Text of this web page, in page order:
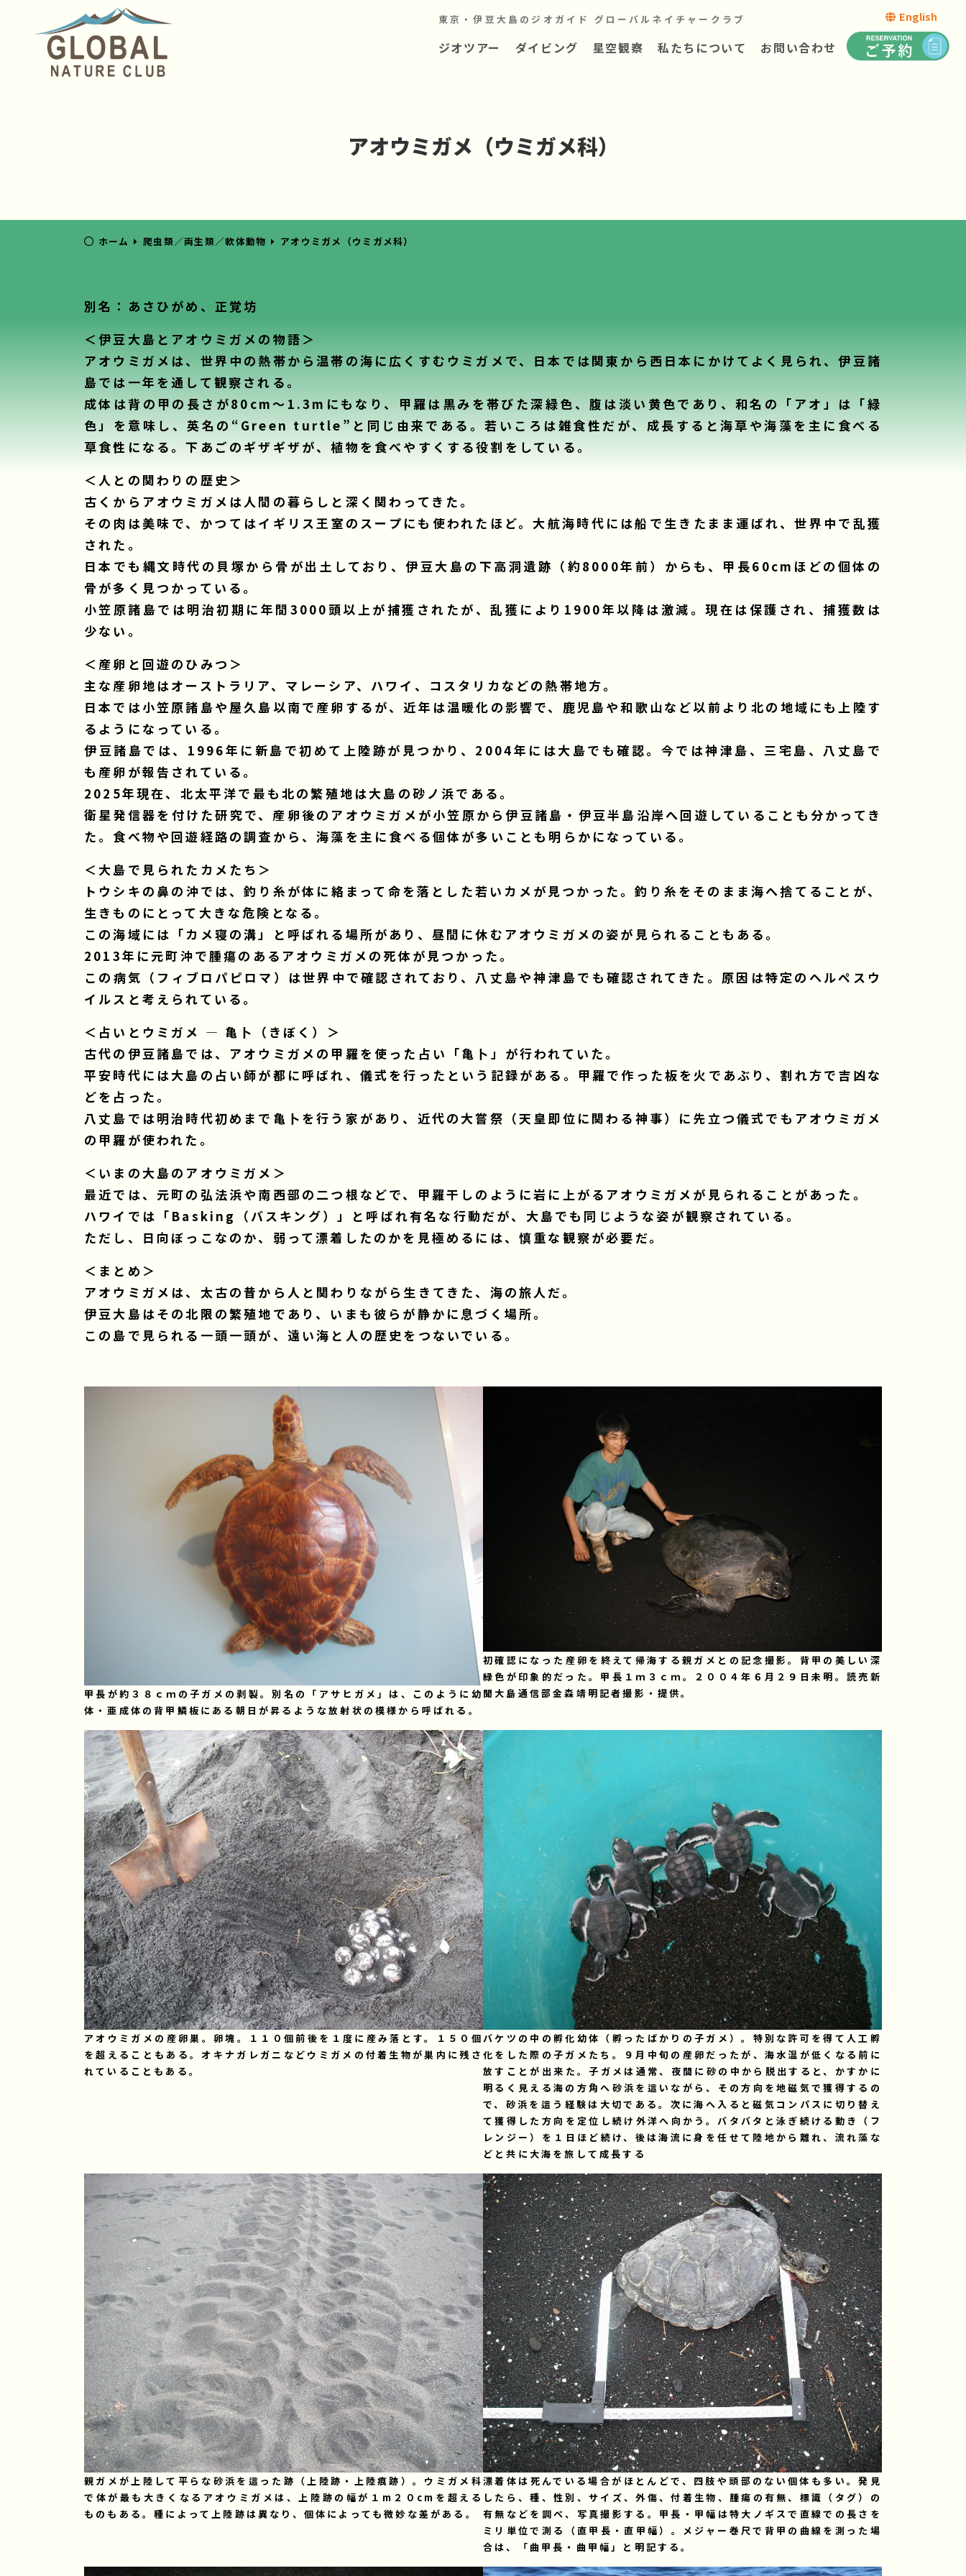
東京・伊豆大島のジオガイド グローバルネイチャークラブ
ジオツアー ダイビング 星空観察 私たちについて お問い合わせ
English
アオウミガメ（ウミガメ科）
ホーム 爬虫類／両生類／軟体動物 アオウミガメ（ウミガメ科）
別名：あさひがめ、正覚坊
＜伊豆大島とアオウミガメの物語＞
アオウミガメは、世界中の熱帯から温帯の海に広くすむウミガメで、日本では関東から西日本にかけてよく見られ、伊豆諸
島では一年を通して観察される。
成体は背の甲の長さが80cm〜1.3mにもなり、甲羅は黒みを帯びた深緑色、腹は淡い黄色であり、和名の「アオ」は「緑
色」を意味し、英名の“Green turtle”と同じ由来である。若いころは雑食性だが、成長すると海草や海藻を主に食べる
草食性になる。下あごのギザギザが、植物を食べやすくする役割をしている。
＜人との関わりの歴史＞
古くからアオウミガメは人間の暮らしと深く関わってきた。
その肉は美味で、かつてはイギリス王室のスープにも使われたほど。大航海時代には船で生きたまま運ばれ、世界中で乱獲
された。
日本でも縄文時代の貝塚から骨が出土しており、伊豆大島の下高洞遺跡（約8000年前）からも、甲長60cmほどの個体の
骨が多く見つかっている。
小笠原諸島では明治初期に年間3000頭以上が捕獲されたが、乱獲により1900年以降は激減。現在は保護され、捕獲数は
少ない。
＜産卵と回遊のひみつ＞
主な産卵地はオーストラリア、マレーシア、ハワイ、コスタリカなどの熱帯地方。
日本では小笠原諸島や屋久島以南で産卵するが、近年は温暖化の影響で、鹿児島や和歌山など以前より北の地域にも上陸す
るようになっている。
伊豆諸島では、1996年に新島で初めて上陸跡が見つかり、2004年には大島でも確認。今では神津島、三宅島、八丈島で
も産卵が報告されている。
2025年現在、北太平洋で最も北の繁殖地は大島の砂ノ浜である。
衛星発信器を付けた研究で、産卵後のアオウミガメが小笠原から伊豆諸島・伊豆半島沿岸へ回遊していることも分かってき
た。食べ物や回遊経路の調査から、海藻を主に食べる個体が多いことも明らかになっている。
＜大島で見られたカメたち＞
トウシキの鼻の沖では、釣り糸が体に絡まって命を落とした若いカメが見つかった。釣り糸をそのまま海へ捨てることが、
生きものにとって大きな危険となる。
この海域には「カメ寝の溝」と呼ばれる場所があり、昼間に休むアオウミガメの姿が見られることもある。
2013年に元町沖で腫瘍のあるアオウミガメの死体が見つかった。
この病気（フィブロパピロマ）は世界中で確認されており、八丈島や神津島でも確認されてきた。原因は特定のヘルペスウ
イルスと考えられている。
＜占いとウミガメ ― 亀卜（きぼく）＞
古代の伊豆諸島では、アオウミガメの甲羅を使った占い「亀卜」が行われていた。
平安時代には大島の占い師が都に呼ばれ、儀式を行ったという記録がある。甲羅で作った板を火であぶり、割れ方で吉凶な
どを占った。
八丈島では明治時代初めまで亀卜を行う家があり、近代の大嘗祭（天皇即位に関わる神事）に先立つ儀式でもアオウミガメ
の甲羅が使われた。
＜いまの大島のアオウミガメ＞
最近では、元町の弘法浜や南西部の二つ根などで、甲羅干しのように岩に上がるアオウミガメが見られることがあった。
ハワイでは「Basking（バスキング）」と呼ばれ有名な行動だが、大島でも同じような姿が観察されている。
ただし、日向ぼっこなのか、弱って漂着したのかを見極めるには、慎重な観察が必要だ。
＜まとめ＞
アオウミガメは、太古の昔から人と関わりながら生きてきた、海の旅人だ。
伊豆大島はその北限の繁殖地であり、いまも彼らが静かに息づく場所。
この島で見られる一頭一頭が、遠い海と人の歴史をつないでいる。
甲長が約３８ｃｍの子ガメの剥製。別名の「アサヒガメ」は、このように幼
体・亜成体の背甲鱗板にある朝日が昇るような放射状の模様から呼ばれる。
初確認になった産卵を終えて帰海する親ガメとの記念撮影。背甲の美しい深
緑色が印象的だった。甲長１ｍ３ｃｍ。２００４年６月２９日未明。読売新
聞大島通信部金森靖明記者撮影・提供。
アオウミガメの産卵巣。卵塊。１１０個前後を１度に産み落とす。１５０個
を超えることもある。オキナガレガニなどウミガメの付着生物が巣内に残さ
れていることもある。
バケツの中の孵化幼体（孵ったばかりの子ガメ）。特別な許可を得て人工孵
化をした際の子ガメたち。９月中旬の産卵だったが、海水温が低くなる前に
放すことが出来た。子ガメは通常、夜間に砂の中から脱出すると、かすかに
明るく見える海の方角へ砂浜を這いながら、その方向を地磁気で獲得するの
で、砂浜を這う経験は大切である。次に海へ入ると磁気コンパスに切り替え
て獲得した方向を定位し続け外洋へ向かう。バタバタと泳ぎ続ける動き（フ
レンジー）を１日ほど続け、後は海流に身を任せて陸地から離れ、流れ藻な
どと共に大海を旅して成長する
親ガメが上陸して平らな砂浜を這った跡（上陸跡・上陸痕跡）。ウミガメ科
で体が最も大きくなるアオウミガメは、上陸跡の幅が１m２０cmを超える
ものもある。種によって上陸跡は異なり、個体によっても微妙な差がある。
漂着体は死んでいる場合がほとんどで、四肢や頭部のない個体も多い。発見
したら、種、性別、サイズ、外傷、付着生物、腫瘍の有無、標識（タグ）の
有無などを調べ、写真撮影する。甲長・甲幅は特大ノギスで直線での長さを
ミリ単位で測る（直甲長・直甲幅）。メジャー巻尺で背甲の曲線を測った場
合は、「曲甲長・曲甲幅」と明記する。